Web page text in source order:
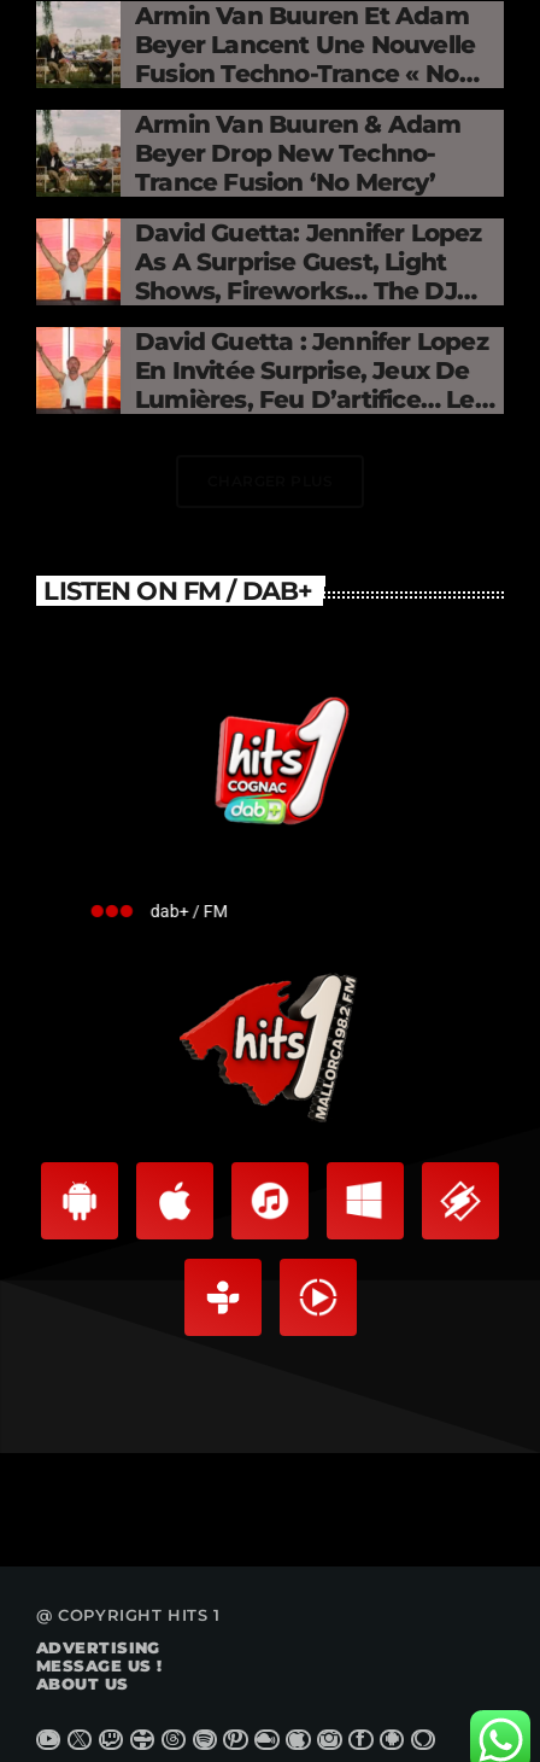
Armin Van Buuren Et Adam
Beyer Lancent Une Nouvelle
Fusion Techno-Trance « No
Mercy »
Armin Van Buuren & Adam
Beyer Drop New Techno-
Trance Fusion ‘No Mercy’
David Guetta: Jennifer Lopez
As A Surprise Guest, Light
Shows, Fireworks… The DJ
Electrifies The Stade De
France
David Guetta : Jennifer Lopez
En Invitée Surprise, Jeux De
Lumières, Feu D’artifice… Le
LISTEN ON FM / DAB+
dab+ / FM
@ COPYRIGHT HITS 1
ADVERTISING
MESSAGE US !
ABOUT US